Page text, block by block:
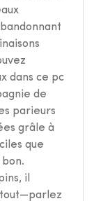
dans ce pc
de
parieurs
grâle à
que
il